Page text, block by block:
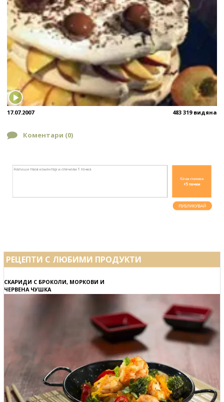
17.07.2007 483 319 видяна
Коментари (0)
РЕЦЕПТИ С ЛЮБИМИ ПРОДУКТИ
СКАРИДИ С БРОКОЛИ, МОРКОВИ И
ЧЕРВЕНА ЧУШКА